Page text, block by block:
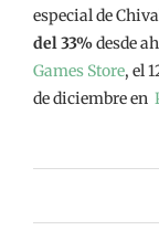
especial de
del 33%desde
Games Store, el
de diciembre en